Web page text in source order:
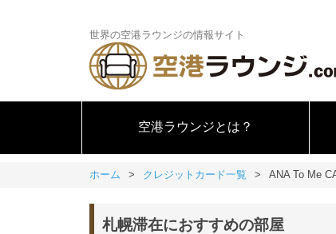
世界の空港ラウンジの情報サイト
空港ラウンジとは？
ホーム クレジットカード一覧 ANA To Me
札幌滞在におすすめの部屋